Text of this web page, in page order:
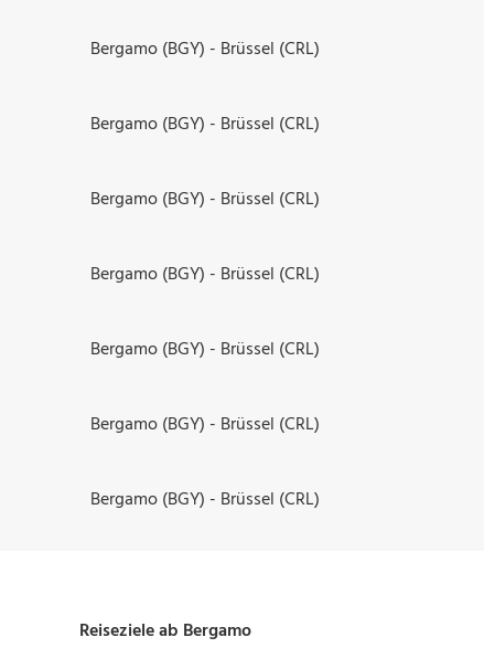
Bergamo (BGY) - Brüssel (CRL)
Bergamo (BGY) - Brüssel (CRL)
Bergamo (BGY) - Brüssel (CRL)
Bergamo (BGY) - Brüssel (CRL)
Bergamo (BGY) - Brüssel (CRL)
Bergamo (BGY) - Brüssel (CRL)
Bergamo (BGY) - Brüssel (CRL)
Reiseziele ab Bergamo